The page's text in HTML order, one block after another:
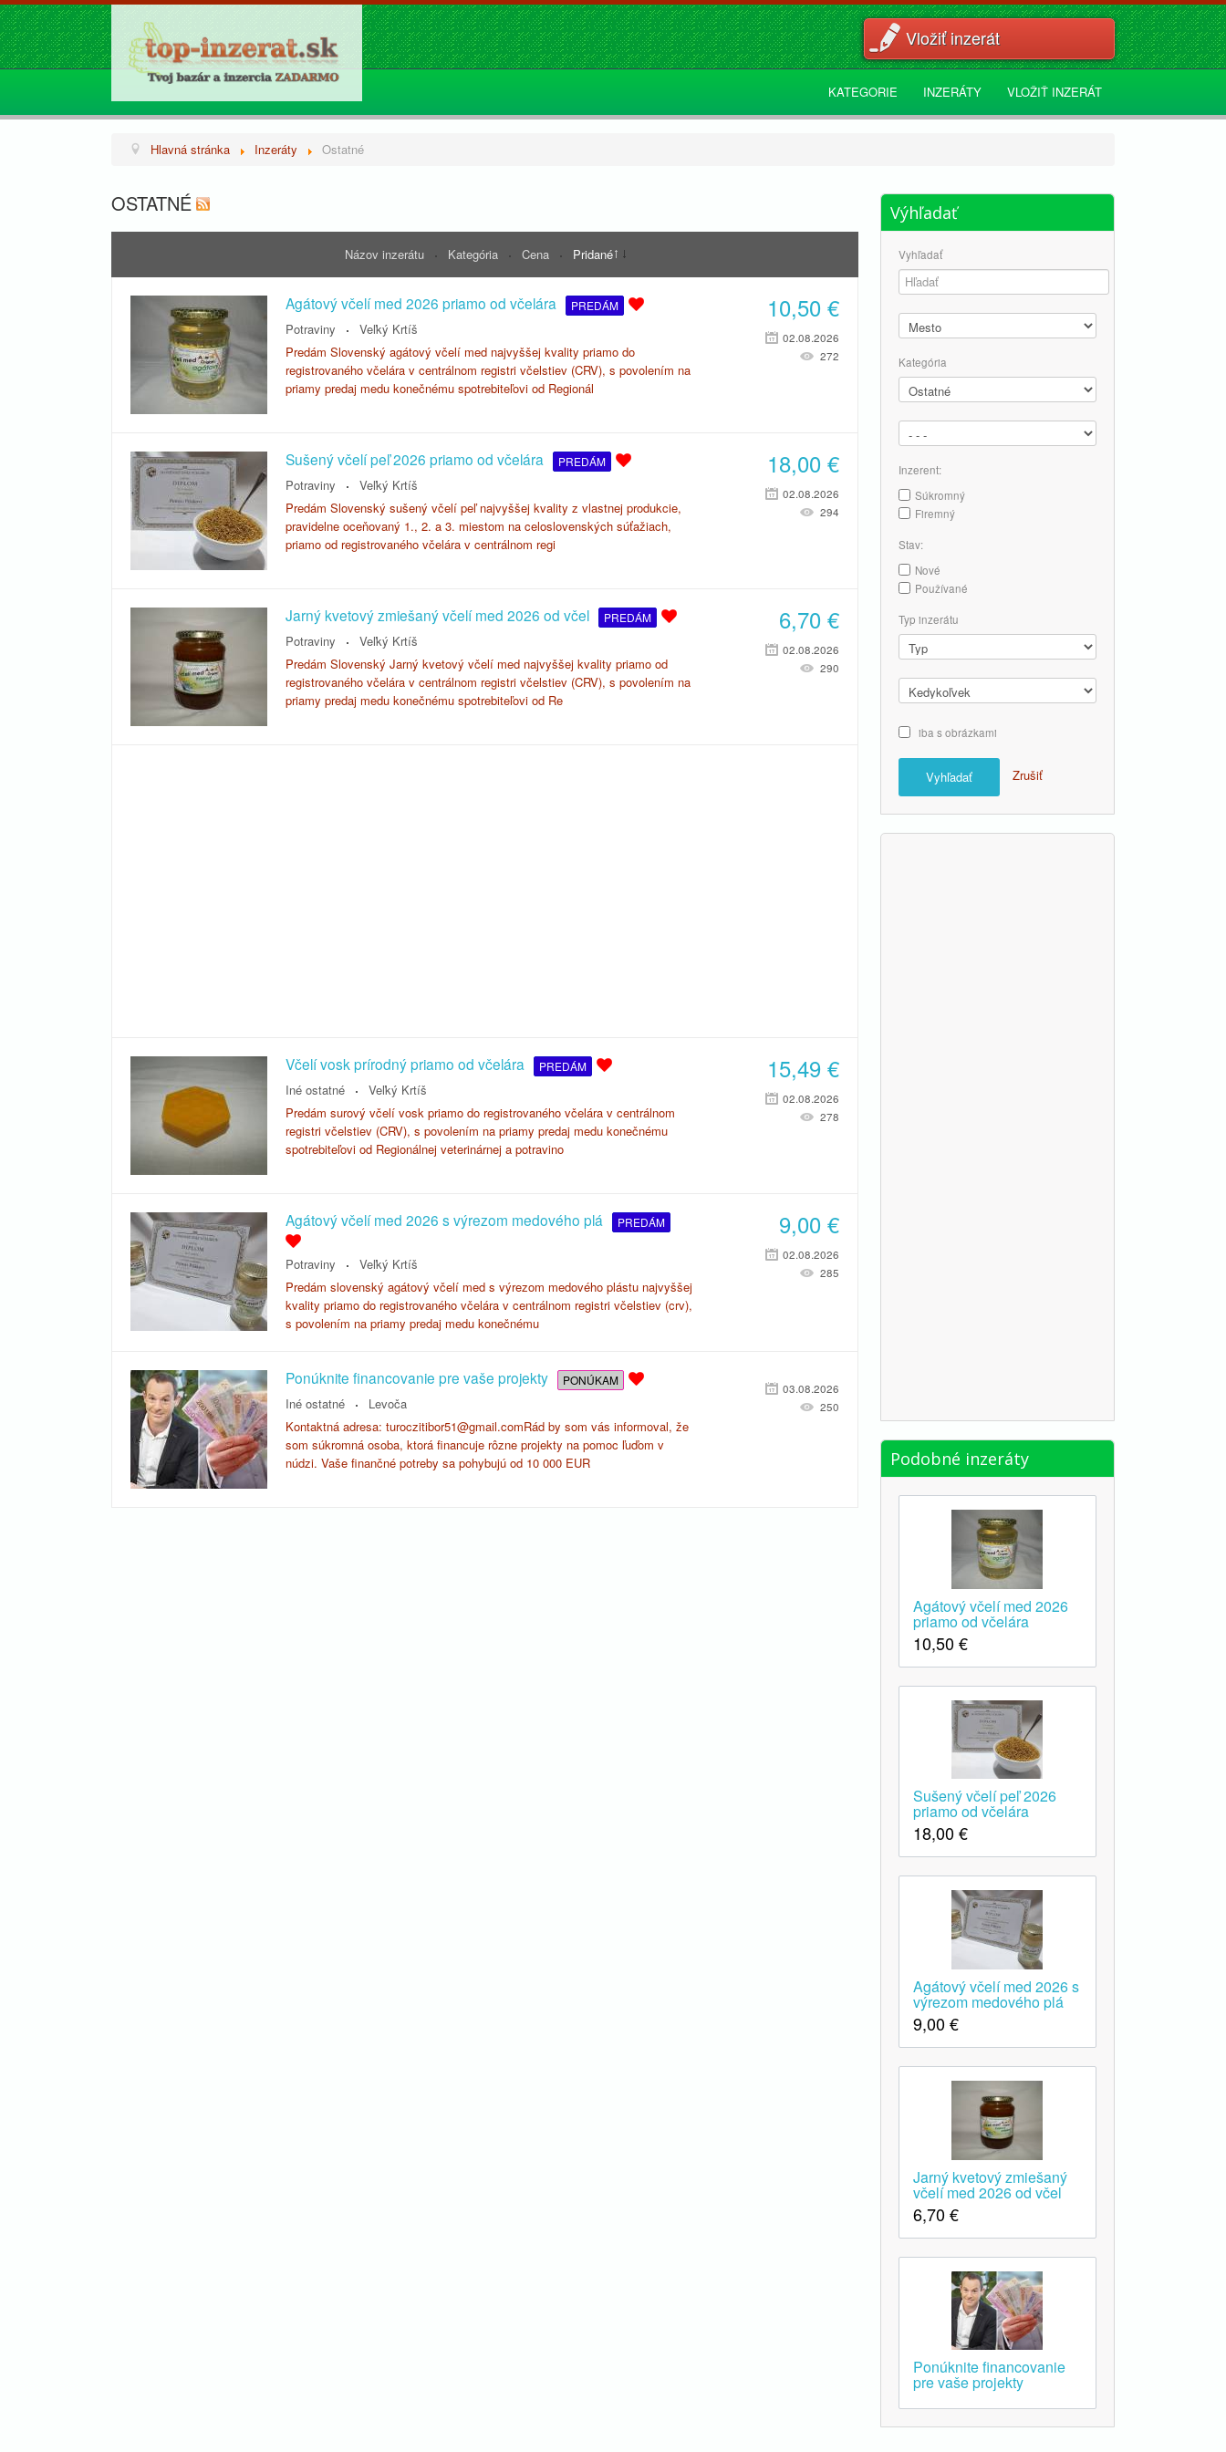
Vložiť inzerát
KATEGORIE INZERÁTY VLOŽIŤ INZERÁT
Hlavná stránka Inzeráty Ostatné
OSTATNÉ
Názov inzerátu Kategória Cena Pridané
Agátový včelí med 2026 priamo od včelára PREDÁM
Potraviny
Veľký Krtíš
Predám Slovenský agátový včelí med najvyššej kvality priamo do
registrovaného včelára v centrálnom registri včelstiev (CRV), s povolením na
priamy predaj medu konečnému spotrebiteľovi od Regionál
10,50 €
02.08.2026
272
Sušený včelí peľ 2026 priamo od včelára PREDÁM
Potraviny
Veľký Krtíš
Predám Slovenský sušený včelí peľ najvyššej kvality z vlastnej produkcie,
pravidelne oceňovaný 1., 2. a 3. miestom na celoslovenských súťažiach,
priamo od registrovaného včelára v centrálnom regi
18,00 €
02.08.2026
294
Jarný kvetový zmiešaný včelí med 2026 od včel PREDÁM
Potraviny
Veľký Krtíš
Predám Slovenský Jarný kvetový včelí med najvyššej kvality priamo od
registrovaného včelára v centrálnom registri včelstiev (CRV), s povolením na
priamy predaj medu konečnému spotrebiteľovi od Re
6,70 €
02.08.2026
290
Včelí vosk prírodný priamo od včelára PREDÁM
Iné ostatné
Veľký Krtíš
Predám surový včelí vosk priamo do registrovaného včelára v centrálnom
registri včelstiev (CRV), s povolením na priamy predaj medu konečnému
spotrebiteľovi od Regionálnej veterinárnej a potravino
15,49 €
02.08.2026
278
Agátový včelí med 2026 s výrezom medového plá PREDÁM
Potraviny
Veľký Krtíš
Predám slovenský agátový včelí med s výrezom medového plástu najvyššej
kvality priamo do registrovaného včelára v centrálnom registri včelstiev (crv),
s povolením na priamy predaj medu konečnému
9,00 €
02.08.2026
285
Ponúknite financovanie pre vaše projekty PONÚKAM
Iné ostatné
Levoča
Kontaktná adresa: turoczitibor51@gmail.comRád by som vás informoval, že
som súkromná osoba, ktorá financuje rôzne projekty na pomoc ľuďom v
núdzi. Vaše finančné potreby sa pohybujú od 10 000 EUR
03.08.2026
250
Výhľadať
Vyhľadať
Kategória
Inzerent:
Súkromný
Firemný
Stav:
Nové
Používané
Typ inzerátu
iba s obrázkami
Vyhľadať Zrušiť
Podobné inzeráty
Agátový včelí med 2026
priamo od včelára
10,50 €
Sušený včelí peľ 2026
priamo od včelára
18,00 €
Agátový včelí med 2026 s
výrezom medového plá
9,00 €
Jarný kvetový zmiešaný
včelí med 2026 od včel
6,70 €
Ponúknite financovanie
pre vaše projekty